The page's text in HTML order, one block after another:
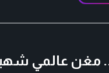
عالمي شهير يحبس